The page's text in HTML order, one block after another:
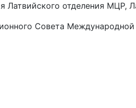
Латвийского отделения МЦР,
Совета